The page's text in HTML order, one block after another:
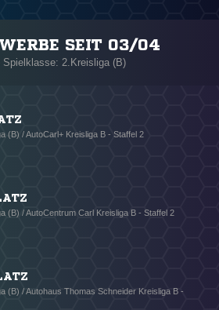
SEIT 03/04
Spielklasse: 2.Kreisliga (B)
(B) / AutoCarl+ Kreisliga B - Staffel 2
(B) / AutoCentrum Carl Kreisliga B - Staffel 2
(B) / Autohaus Thomas Schneider Kreisliga B -